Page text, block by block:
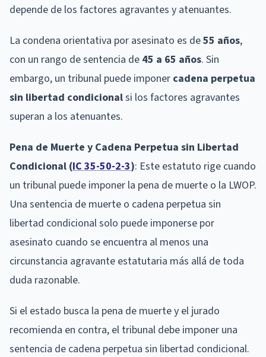
depende de los factores agravantes y atenuantes.
La condena orientativa por asesinato es de55 años,
con un rango de sentencia de 45 a 65 años. Sin
embargo, un tribunal puede imponer cadena perpetua
sin libertad condicionalsi los factores agravantes
superan a los atenuantes.
Pena de Muerte y Cadena Perpetua sin Libertad
Condicional (IC 35-50-2-3): Este estatuto rige cuando
un tribunal puede imponer la pena de muerte o la LWOP.
Una sentencia de muerte o cadena perpetua sin
libertad condicional solo puede imponerse por
asesinato cuando se encuentra al menos una
circunstancia agravante estatutaria más allá de toda
duda razonable.
Si el estado busca la pena de muerte y el jurado
recomienda en contra, el tribunal debe imponer una
sentencia de cadena perpetua sin libertad condicional.